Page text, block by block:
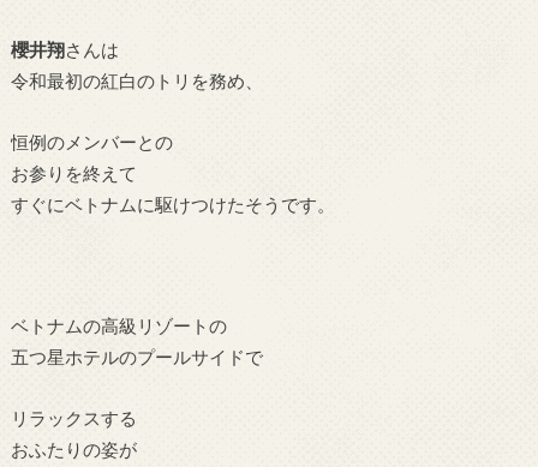
櫻井翔さんは
令和最初の紅白のトリを務め、
恒例のメンバーとの
お参りを終えて
すぐにベトナムに駆けつけたそうです。
ベトナムの高級リゾートの
五つ星ホテルのプールサイドで
リラックスする
おふたりの姿が